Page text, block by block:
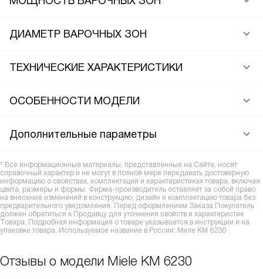
ДИАМЕТР ВАРОЧНЫХ ЗОН
ТЕХНИЧЕСКИЕ ХАРАКТЕРИСТИКИ
ОСОБЕННОСТИ МОДЕЛИ
Дополнительные параметры
* Все информационные материалы, представленные на Сайте, носят
справочный характер и не могут в полной мере передавать достоверную
информацию о свойствах, комплектации и характеристиках товара, включая
цвета, размеры и формы. Фирма-производитель оставляет за собой право
на внесение изменений в конструкцию, дизайн и комплектацию товара без
предварительного уведомления. Перед оформлением Заказа Покупатель
должен обратиться к Продавцу для уточнения свойств и характеристик
Товара. Подробная информация о товаре указывается в инструкции и на
упаковке товара. Используемое название в России: Миле KM 6230
Отзывы о модели Miele KM 6230